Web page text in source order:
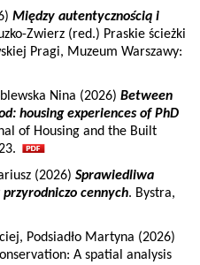
Między autentycznością i
Zwierz (red.) Praskie ścieżki
Pragi, Muzeum Warszawy:
Nina (2026) Between
housing experiences of PhD
of Housing and the Built
(2026) Sprawiedliwa
cennych. Bystra,
Podsiadło Martyna (2026)
A spatial analysis